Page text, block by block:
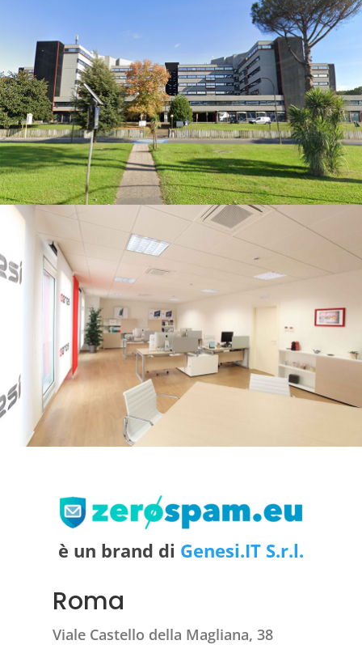
è un brand di Genesi.IT S.r.l.
Roma
Viale Castello della Magliana, 38